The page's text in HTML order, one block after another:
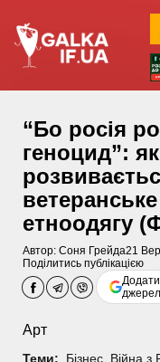
“Бо росія
геноцид”:
етноодягу
Автор: Соня Грейда21
Поділитись публікацією
Арт
Теми: Бізнес, Війна з